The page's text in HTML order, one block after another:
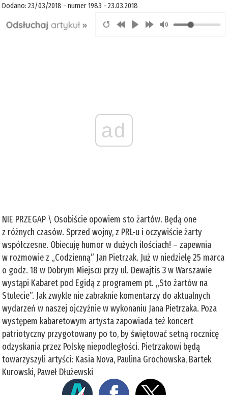
Dodano: 23/03/2018 - numer 1983 - 23.03.2018
ad
NIE PRZEGAP \ Osobiście opowiem sto żartów. Będą one
z różnych czasów. Sprzed wojny, z PRL-u i oczywiście żarty
współczesne. Obiecuję humor w dużych ilościach! – zapewnia
w rozmowie z „Codzienną” Jan Pietrzak. Już w niedzielę 25 marca
o godz. 18 w Dobrym Miejscu przy ul. Dewajtis 3 w Warszawie
wystąpi Kabaret pod Egidą z programem pt. „Sto żartów na
Stulecie”. Jak zwykle nie zabraknie komentarzy do aktualnych
wydarzeń w naszej ojczyźnie w wykonaniu Jana Pietrzaka. Poza
występem kabaretowym artysta zapowiada też koncert
patriotyczny przygotowany po to, by świętować setną rocznicę
odzyskania przez Polskę niepodległości. Pietrzakowi będą
towarzyszyli artyści: Kasia Nova, Paulina Grochowska, Bartek
Kurowski, Paweł Dłużewski